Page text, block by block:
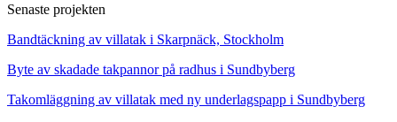
Senaste projekten
Bandtäckning av villatak i Skarpnäck, Stockholm
Byte av skadade takpannor på radhus i Sundbyberg
Takomläggning av villatak med ny underlagspapp i Sundbyberg